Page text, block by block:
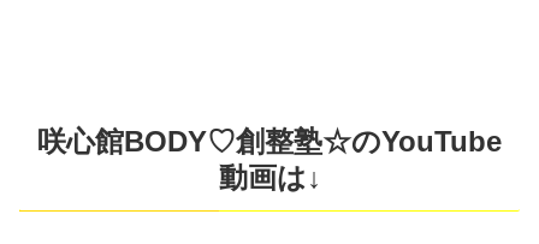
咲心館BODY♡創整塾☆のYouTube
動画は↓